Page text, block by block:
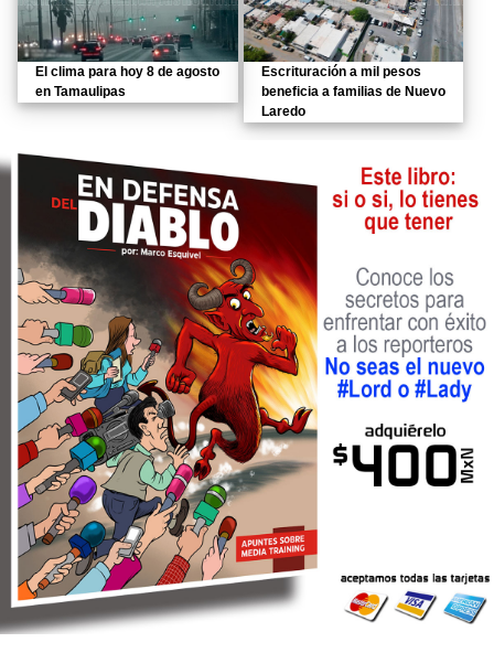
El clima para hoy 8 de agosto
en Tamaulipas
Escrituración a mil pesos
beneficia a familias de Nuevo
Laredo